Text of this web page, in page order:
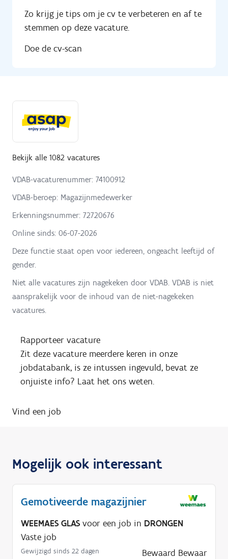
Zo krijg je tips om je cv te verbeteren en af te
stemmen op deze vacature.
Doe de cv-scan
Bekijk alle 1082 vacatures
VDAB-vacaturenummer: 74100912
VDAB-beroep: Magazijnmedewerker
Erkenningsnummer: 72720676
Online sinds: 06-07-2026
Deze functie staat open voor iedereen, ongeacht leeftijd of
gender.
Niet alle vacatures zijn nagekeken door VDAB. VDAB is niet
aansprakelijk voor de inhoud van de niet-nagekeken
vacatures.
Rapporteer vacature
Zit deze vacature meerdere keren in onze
jobdatabank, is ze intussen ingevuld, bevat ze
onjuiste info? Laat het ons weten.
Vind een job
Mogelijk ook interessant
Gemotiveerde magazijnier
WEEMAES GLAS voor een job in DRONGEN
Vaste job
Gewijzigd sinds 22 dagen Bewaard Bewaar